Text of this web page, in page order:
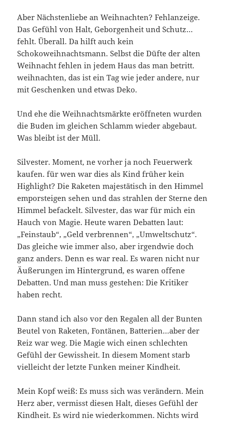
Aber Nächstenliebe an Weihnachten? Fehlanzeige.
Das Gefühl von Halt, Geborgenheit und Schutz…
fehlt. Überall. Da hilft auch kein
Schokoweihnachtsmann. Selbst die Düfte der alten
Weihnacht fehlen in jedem Haus das man betritt.
weihnachten, das ist ein Tag wie jeder andere, nur
mit Geschenken und etwas Deko.
Und ehe die Weihnachtsmärkte eröffneten wurden
die Buden im gleichen Schlamm wieder abgebaut.
Was bleibt ist der Müll.
Silvester. Moment, ne vorher ja noch Feuerwerk
kaufen. für wen war dies als Kind früher kein
Highlight? Die Raketen majestätisch in den Himmel
emporsteigen sehen und das strahlen der Sterne den
Himmel befackelt. Silvester, das war für mich ein
Hauch von Magie. Heute waren Debatten laut:
„Feinstaub“, „Geld verbrennen“, „Umweltschutz“.
Das gleiche wie immer also, aber irgendwie doch
ganz anders. Denn es war real. Es waren nicht nur
Äußerungen im Hintergrund, es waren offene
Debatten. Und man muss gestehen: Die Kritiker
haben recht.
Dann stand ich also vor den Regalen all der Bunten
Beutel von Raketen, Fontänen, Batterien…aber der
Reiz war weg. Die Magie wich einen schlechten
Gefühl der Gewissheit. In diesem Moment starb
vielleicht der letzte Funken meiner Kindheit.
Mein Kopf weiß: Es muss sich was verändern. Mein
Herz aber, vermisst diesen Halt, dieses Gefühl der
Kindheit. Es wird nie wiederkommen. Nichts wird